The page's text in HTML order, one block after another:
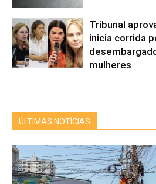
Tribunal
inicia corrida
mulheres
ÚLTIMAS NOTÍCIAS